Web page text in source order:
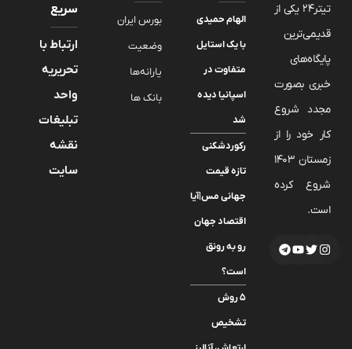
تیتر24 یکی از
قدیمی‌ترین
پایگاه‌های
خبری بصورت
مجدد شروع
کار خود را از
زمستان 1403
شروع کرده
است.
الهام حمیدی
با یک استایل
متفاوت در
اسپانیا دیده
شد
رکوردشکنی
تازه قیمت
جهانی مس|آیا
اقتصاد جهان
رو به رونق
است؟
۵ روش
تشخیص
بورس ایران
وضعیت
یارانه‌ها
بانک ها
سریع
ارتباط با
تحریریه
واحد
تبلیغات
نقشه
سایت